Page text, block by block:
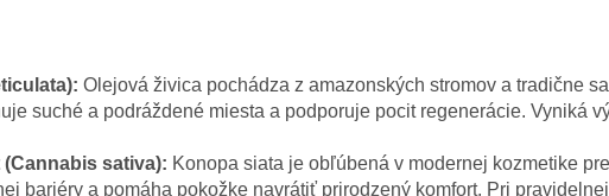
Olejová živica pochádza z amazonských stromov a tradične
suché a podráždené miesta a podporuje pocit regenerácie. Vyniká
sativa): Konopa siata je obľúbená v modernej kozmetike
bariéry a pomáha pokožke navrátiť prirodzený komfort. Pri